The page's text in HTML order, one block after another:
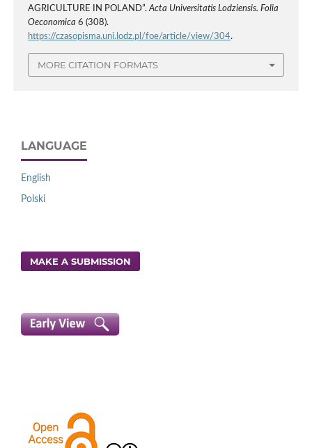
AGRICULTURE IN POLAND”.Acta Universitatis Lodziensis. Folia
Oeconomica 6 (308).
https://czasopisma.uni.lodz.pl/foe/article/view/304.
MORE CITATION FORMATS
LANGUAGE
English
Polski
MAKE A SUBMISSION